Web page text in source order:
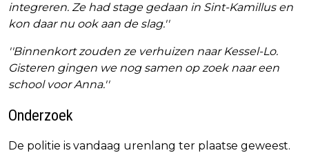
integreren. Ze had stage gedaan in Sint-Kamillus en
kon daar nu ook aan de slag.''
''Binnenkort zouden ze verhuizen naar Kessel-Lo.
Gisteren gingen we nog samen op zoek naar een
school voor Anna.''
Onderzoek
De politie is vandaag urenlang ter plaatse geweest.